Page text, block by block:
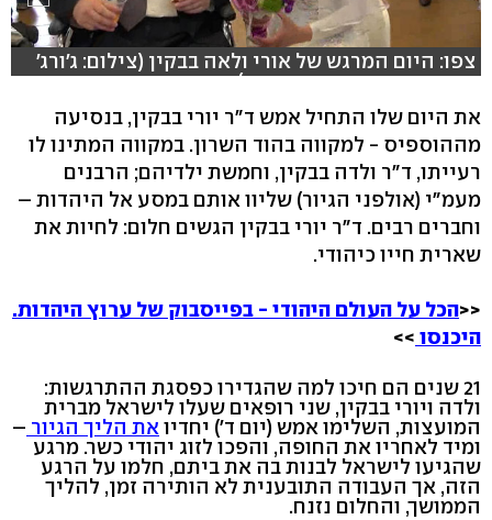
hlsjs-lite: Network error
צפו: היום המרגש של אורי ולאה בבקין (צילום: ג'ורג'
גינסברג, עריכה: שי שבתאי)
את היום שלו התחיל אמש ד"ר יורי בבקין, בנסיעה
מההוספיס - למקווה בהוד השרון. במקווה המתינו לו
רעייתו, ד"ר ולדה בבקין, וחמשת ילדיהם; הרבנים
מעמ"י (אולפני הגיור) שליוו אותם במסע אל היהדות –
וחברים רבים. ד"ר יורי בבקין הגשים חלום: לחיות את
שארית חייו כיהודי.
<<הכל על העולם היהודי - בפייסבוק של ערוץ היהדות.
היכנסו >>
21 שנים הם חיכו למה שהגדירו כפסגת ההתרגשות:
ולדה ויורי בבקין, שני רופאים שעלו לישראל מברית
המועצות, השלימו אמש (יום ד') יחדיואת הליך הגיור –
ומיד לאחריו את החופה, והפכו לזוג יהודי כשר. מרגע
שהגיעו לישראל לבנות בה את ביתם, חלמו על הרגע
הזה, אך העבודה התובענית לא הותירה זמן, להליך
הממושך, והחלום נזנח.